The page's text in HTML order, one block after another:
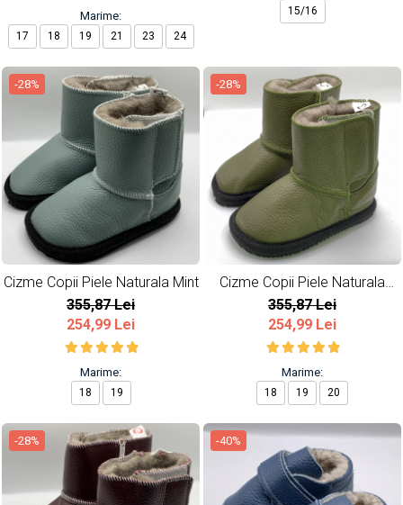
Marime:
17 18 19 21 23 24
15/16
-28%
Cizme Copii Piele Naturala Mint
355,87 Lei
254,99 Lei
Marime:
18 19
-28%
Cizme Copii Piele Naturala
Army
355,87 Lei
254,99 Lei
Marime:
18 19 20
-28% -40%